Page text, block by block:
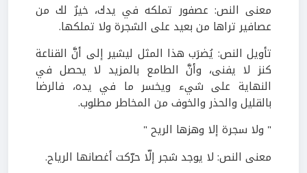
معنى النص: عصفور تملكه في يدك، خيرٌ لك من
عصافير تراها من بعيد على الشجرة ولا تملكها.
تأويل النص: يُضرَب هذا المثل ليشير إلى أنَّ القناعة
كنز لا يفنى، وأنَّ الطامع بالمزيد لا يحصل في
النهاية على شيء ويخسر ما في يده، فالرضا
بالقليل والحذر والخوف من المخاطر مطلوب.
" ولا سجرة إلا وهزها الريح "
معنى النص: لا يوجد شجر إلّا حرّكت أغصانها الرياح.